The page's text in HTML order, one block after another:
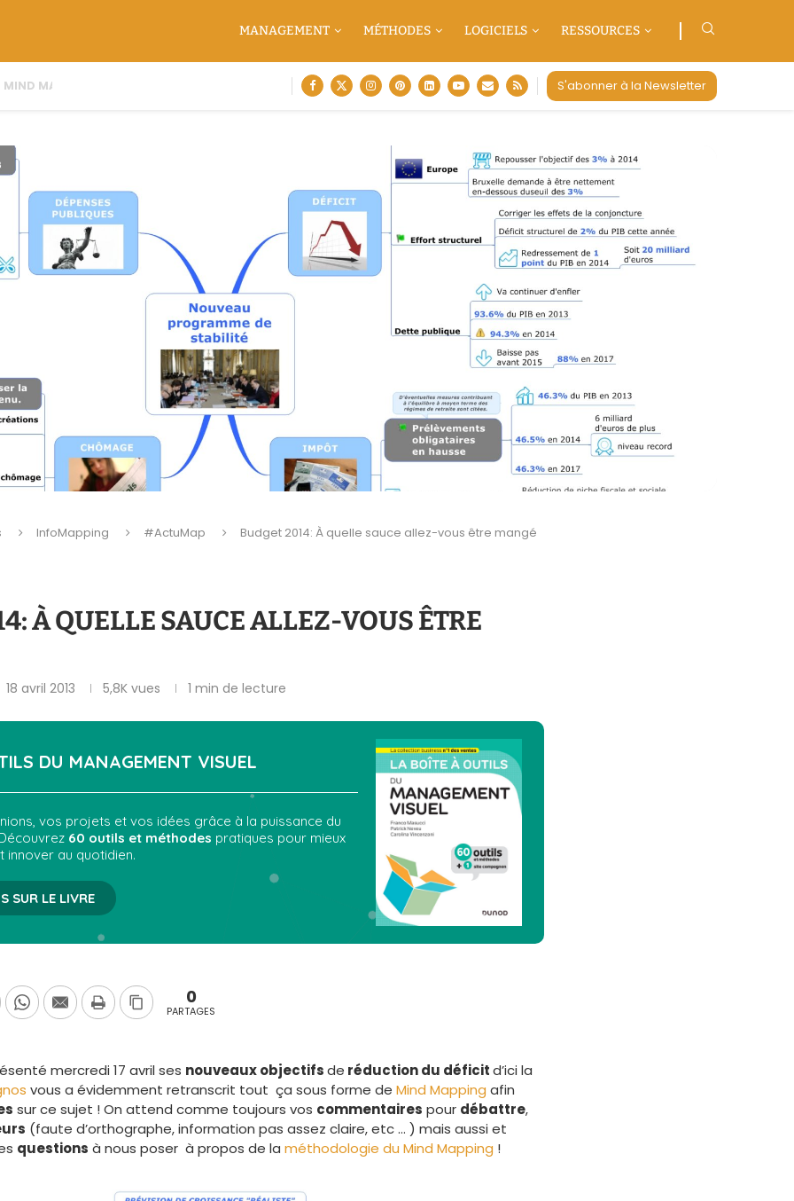
MANAGEMENT MÉTHODES LOGICIELS RESSOURCES
MIND MAPPING S'abonner à la Newsletter
InfoMapping #ActuMap
Budget 2014: À quelle sauce allez-vous être mangé
À QUELLE SAUCE ALLEZ-VOUS ÊTRE
18 avril 2013 5,8K vues 1 min de lecture
DU MANAGEMENT VISUEL
vos projets et vos idées grâce à la puissance du
60 outils et méthodes pratiques pour mieux
au quotidien.
SUR LE LIVRE
0
PARTAGES
mercredi 17 avril ses nouveaux objectifsde réduction du déficitd’ici la
vous a évidemment retranscrit tout ça sous forme de Mind Mapping afin
sur ce sujet ! On attend comme toujours vos commentaires pour débattre,
(faute d’orthographe, information pas assez claire, etc … ) mais aussi et
questions à nous poser à propos de la méthodologie du Mind Mapping !